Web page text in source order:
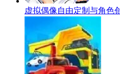
虚拟偶像自由定制与角色